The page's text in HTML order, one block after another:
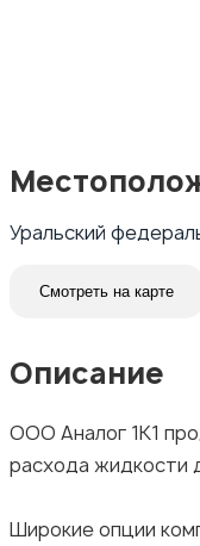
Уральский
Смотреть на карте
Описание
ООО Аналог 1К1
расхода жидкости
Широкие опции